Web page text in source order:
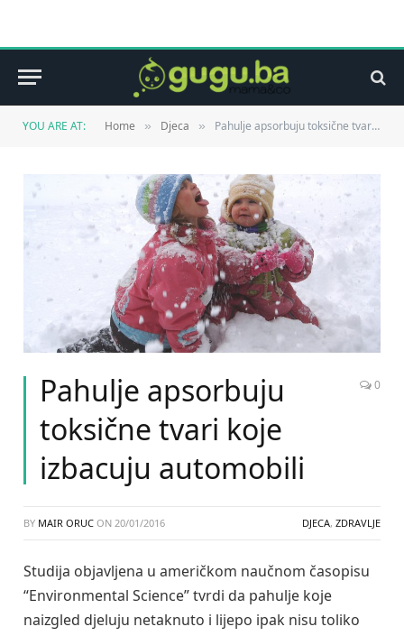
YOU ARE AT: Home » Djeca » Pahulje apsorbuju toksične tvari koje izbacuju automobili
Pahulje apsorbuju
toksične tvari koje
izbacuju automobili
0
BY MAIR ORUC ON 20/01/2016 DJECA, ZDRAVLJE
Studija objavljena u američkom naučnom časopisu
“Environmental Science” tvrdi da pahulje koje
naizgled djeluju netaknuto i lijepo ipak nisu toliko